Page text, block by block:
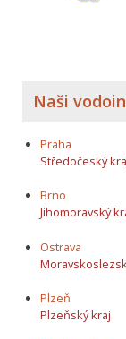
Naši
Praha
Středočeský
Brno
Jihomoravský
Ostrava
Plzeň
Plzeňský kraj